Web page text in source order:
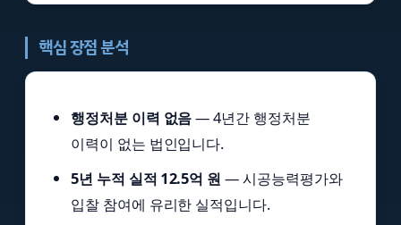
핵심 장점 분석
행정처분 이력 없음— 4년간 행정처분
이력이 없는 법인입니다.
5년 누적 실적 12.5억 원 — 시공능력평가와
입찰 참여에 유리한 실적입니다.